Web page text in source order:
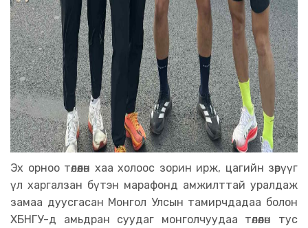
Эх орноо төлөөлөн хаа холоос зорин ирж, цагийн зөрүүг
үл харгалзан бүтэн марафонд амжилттай уралдаж
замаа дуусгасан Монгол Улсын тамирчдадаа болон
ХБНГУ-д амьдран суудаг монголчуудаа төлөөлөн тус